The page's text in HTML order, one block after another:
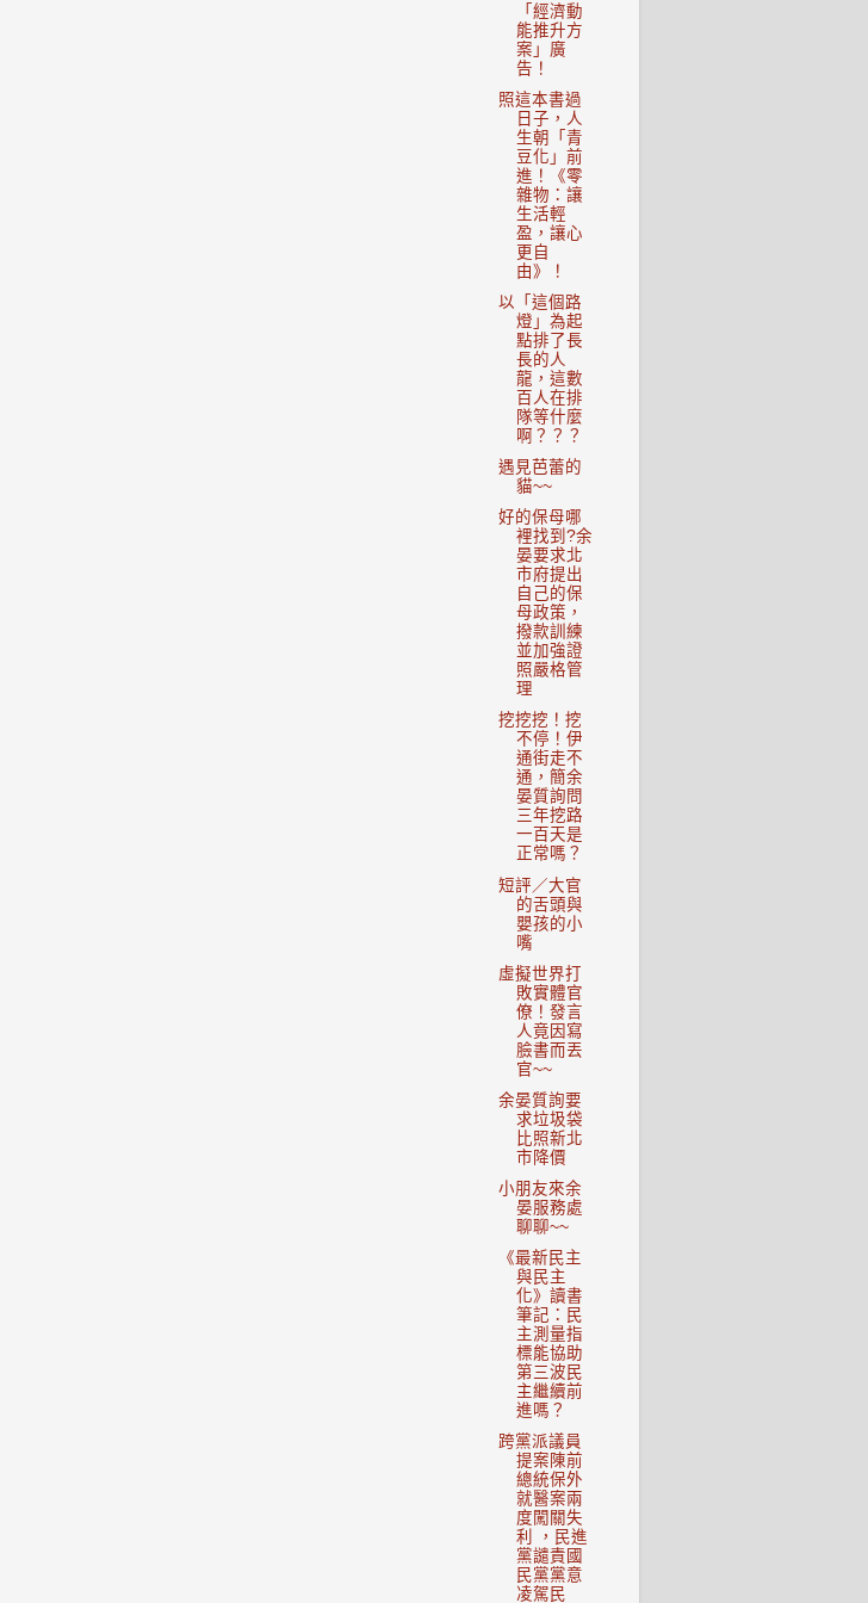
「經濟動
能推升方
案」廣
告！
照這本書過
日子，人
生朝「青
豆化」前
進！《零
雜物：讓
生活輕
盈，讓心
更自
由》！
以「這個路
燈」為起
點排了長
長的人
龍，這數
百人在排
隊等什麼
啊？？？
遇見芭蕾的
貓~~
好的保母哪
裡找到?余
晏要求北
市府提出
自己的保
母政策，
撥款訓練
並加強證
照嚴格管
理
挖挖挖！挖
不停！伊
通街走不
通，簡余
晏質詢問
三年挖路
一百天是
正常嗎？
短評／大官
的舌頭與
嬰孩的小
嘴
虛擬世界打
敗實體官
僚！發言
人竟因寫
臉書而丟
官~~
余晏質詢要
求垃圾袋
比照新北
市降價
小朋友來余
晏服務處
聊聊~~
《最新民主
與民主
化》讀書
筆記：民
主測量指
標能協助
第三波民
主繼續前
進嗎？
跨黨派議員
提案陳前
總統保外
就醫案兩
度闖關失
利 ，民進
黨譴責國
民黨黨意
凌駕民